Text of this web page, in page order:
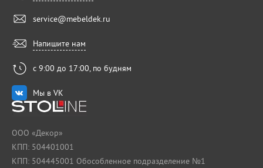
service@mebeldek.ru
Напишите нам
с 9:00 до 17:00, по будням
Мы в VK
ООО «Декор»
КПП: 504401001
КПП: 504445001 Обособленное подразделение №1